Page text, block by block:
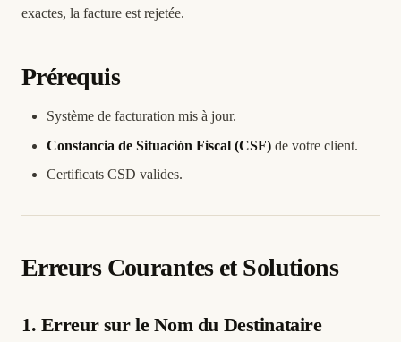
exactes, la facture est rejetée.
Prérequis
Système de facturation mis à jour.
Constancia de Situación Fiscal (CSF) de votre client.
Certificats CSD valides.
Erreurs Courantes et Solutions
1. Erreur sur le Nom du Destinataire